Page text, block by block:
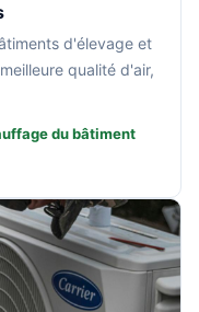
d'élevage et
qualité d'air,
du bâtiment